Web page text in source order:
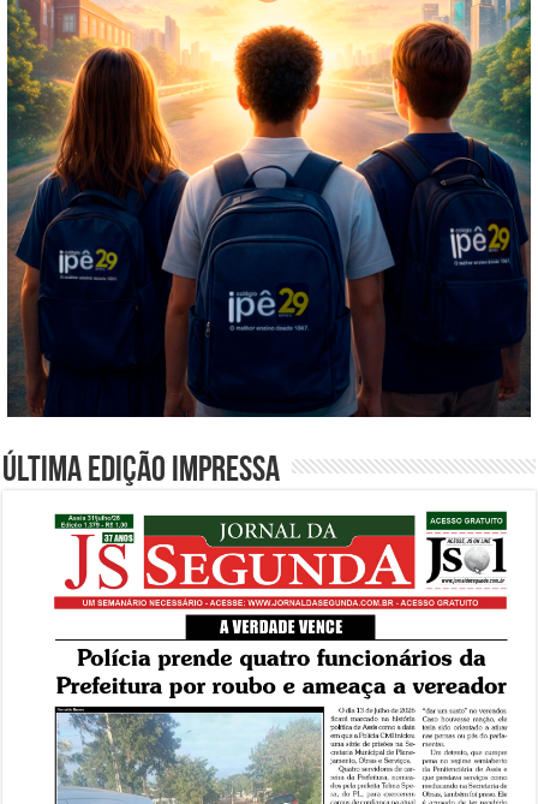
Última edição impressa